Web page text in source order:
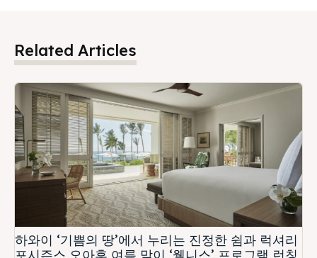
Related Articles
하와이 ‘기쁨의 땅’에서 누리는 진정한 쉼과 럭셔리